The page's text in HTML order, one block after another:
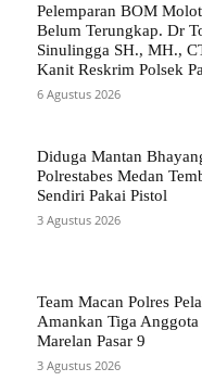
Pelemparan BOM
Belum Terungkap. Dr
Sinulingga SH., MH.,
Kanit Reskrim Polsek
6 Agustus 2026
Diduga Mantan
Polrestabes Medan
Sendiri Pakai Pistol
3 Agustus 2026
Team Macan Polres
Amankan Tiga
Marelan Pasar 9
3 Agustus 2026